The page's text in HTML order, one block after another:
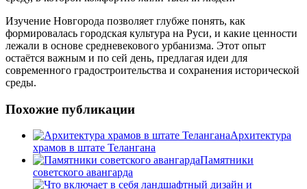
Изучение Новгорода позволяет глубже понять, как
формировалась городская культура на Руси, и какие ценности
лежали в основе средневекового урбанизма. Этот опыт
остаётся важным и по сей день, предлагая идеи для
современного градостроительства и сохранения исторической
среды.
Похожие публикации
Архитектура
храмов в штате Телангана
Памятники
советского авангарда